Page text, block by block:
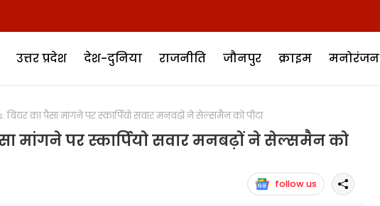
उत्तर प्रदेश देश-दुनिया राजनीति जौनपुर क्राइम मनोरंजन
का पैसा मांगने पर स्कार्पियो सवार मनबढ़ों ने सेल्समैन को पीटा
मांगने पर स्कार्पियो सवार मनबढ़ों ने सेल्समैन को
follow us